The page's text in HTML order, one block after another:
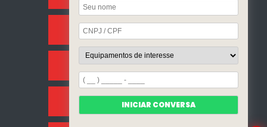
Sobre Nós
Categorias
Clientes
INICIAR CONVERSA